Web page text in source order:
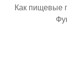
Как пищевые